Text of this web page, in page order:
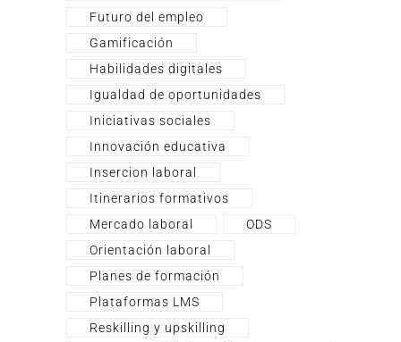
Futuro del empleo
Gamificación
Habilidades digitales
Igualdad de oportunidades
Iniciativas sociales
Innovación educativa
Insercion laboral
Itinerarios formativos
Mercado laboral
ODS
Orientación laboral
Planes de formación
Plataformas LMS
Reskilling y upskilling